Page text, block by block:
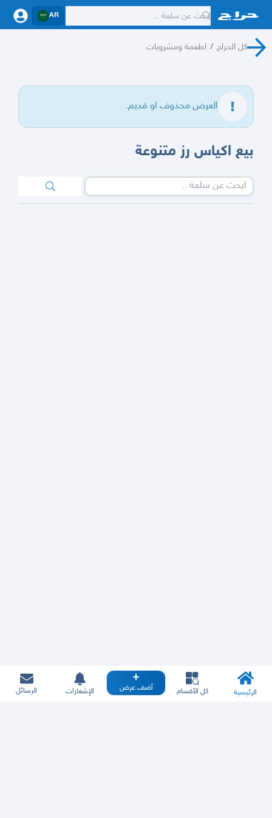
AR
كل الحراج / اطعمة ومشروبات
العرض محذوف او قديم.
بيع اكياس رز متنوعة
الرئيسية كل الأقسام أضف عرض الإشعارات الرسائل